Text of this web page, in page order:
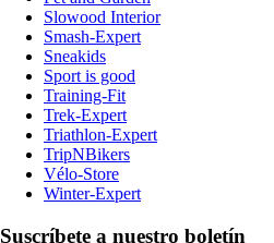
Slowood Interior
Smash-Expert
Sneakids
Sport is good
Training-Fit
Trek-Expert
Triathlon-Expert
TripNBikers
Vélo-Store
Winter-Expert
Suscríbete a nuestro boletín